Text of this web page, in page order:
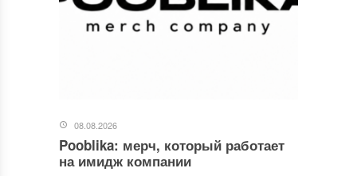
08.08.2026
Pooblika: мерч, который работает
на имидж компании